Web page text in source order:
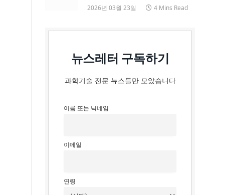
2026년 03월 23일 4 Mins Read
뉴스레터 구독하기
과학기술 전문 뉴스들만 모았습니다
이름 또는 닉네임
이메일
연령